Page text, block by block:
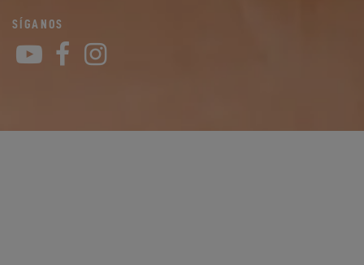
SÍGANOS
YouTube
Facebook
Instagram